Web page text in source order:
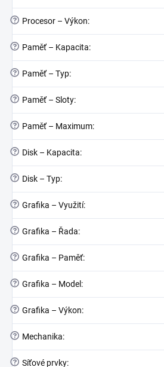
? Procesor – Výkon:
? Paměť – Kapacita:
? Paměť – Typ:
? Paměť – Sloty:
? Paměť – Maximum:
? Disk – Kapacita:
? Disk – Typ:
? Grafika – Využití:
? Grafika – Řada:
? Grafika – Paměť:
? Grafika – Model :
? Grafika – Výkon:
? Mechanika:
? Síťové prvky: